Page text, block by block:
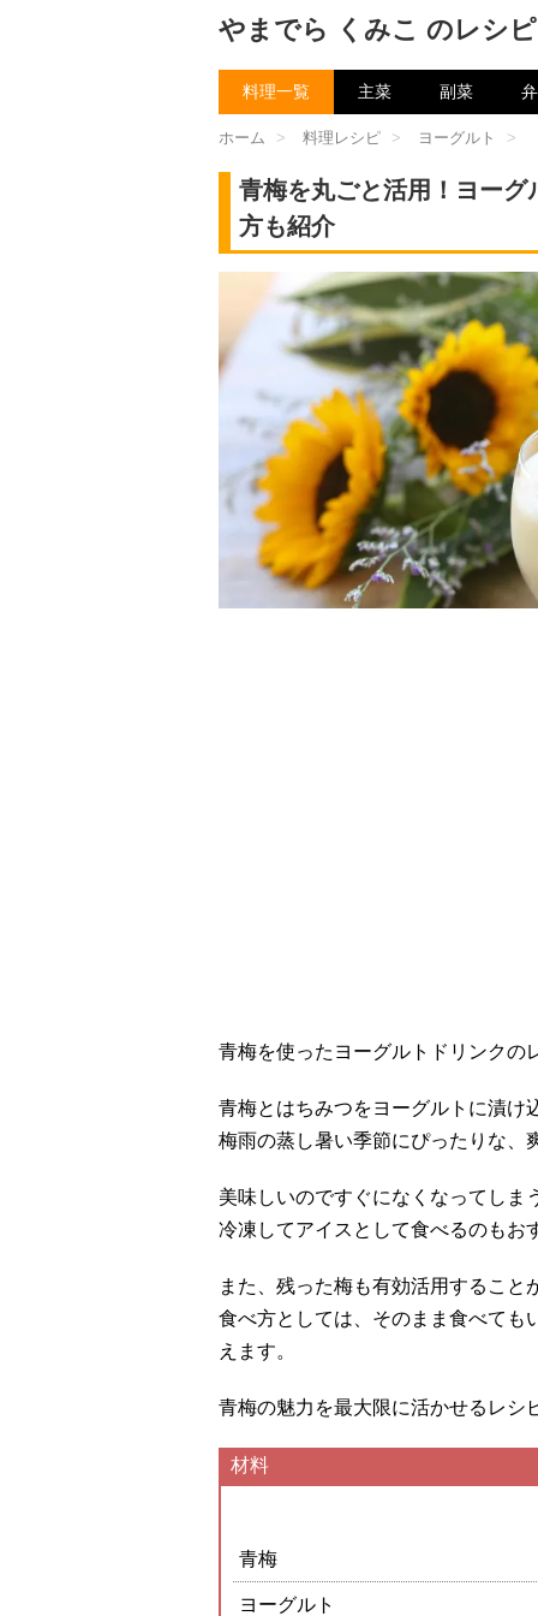
やまでら くみこ のレシピ
料理一覧 主菜 副菜
ホーム > 料理レシピ > ヨーグルト >
青梅を丸ごと活用！ヨー
方も紹介
青梅を使ったヨーグルトドリンクの
青梅とはちみつをヨーグルトに漬け
梅雨の蒸し暑い季節にぴったりな、
美味しいのですぐになくなってしま
冷凍してアイスとして食べるのもお
また、残った梅も有効活用すること
食べ方としては、そのまま食べても
えます。
青梅の魅力を最大限に活かせるレシ
材料
青梅
ヨーグルト